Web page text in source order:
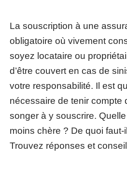
La souscription à une
obligatoire où vivement
soyez locataire ou
d’être couvert en cas de
votre responsabilité. Il est
nécessaire de tenir compte
songer à y souscrire.
moins chère ? De quoi faut-
Trouvez réponses et